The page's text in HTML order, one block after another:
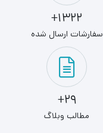
1322+
سفارشات ارسال شده
29+
مطالب وبلاگ